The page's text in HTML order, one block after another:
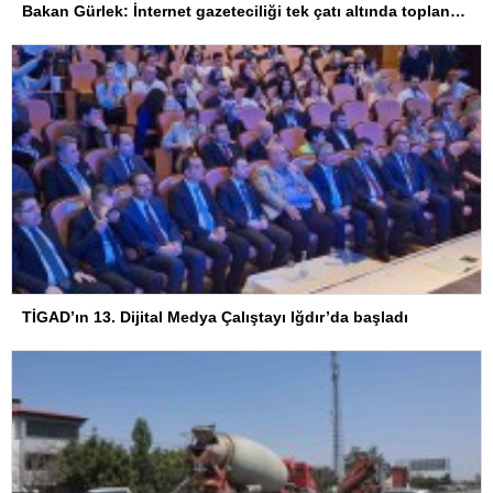
Bakan Gürlek: İnternet gazeteciliği tek çatı altında toplanmalı, yasal düzenlemeye hazırız
TİGAD’ın 13. Dijital Medya Çalıştayı Iğdır’da başladı